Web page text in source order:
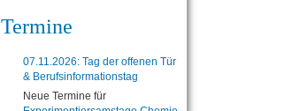
Termine
07.11.2026: Tag der offenen Tür
& Berufsinformationstag
Neue Termine für